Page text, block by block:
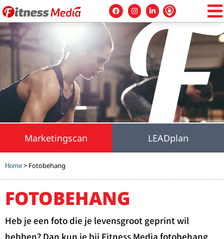
Marketingscan LEADplan
Home > Fotobehang
FOTOBEHANG
Heb je een foto die je levensgroot geprint wil
hebben? Dan kun je bij Fitness Media fotobehang